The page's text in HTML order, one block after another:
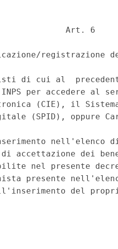
Art. 6
registrazione
di cui al
per accedere al
(CIE), il
(SPID), oppure
nell'elenco
accettazione dei
nel presente
presente